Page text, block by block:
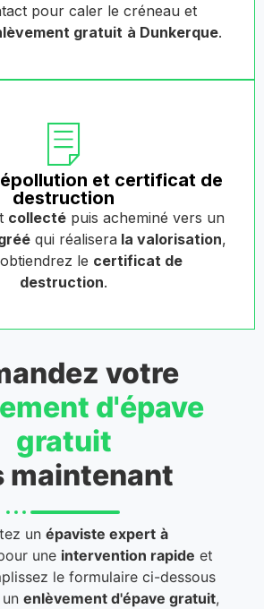
pour caler le créneau et
gratuit à Dunkerque.
et certificat de
destruction
collecté puis acheminé vers un
qui réalisera la valorisation,
le certificat de
destruction.
votre
d'épave
gratuit
maintenant
un épaviste expert à
une intervention rapide et
le formulaire ci-dessous
unenlèvement d'épave gratuit,